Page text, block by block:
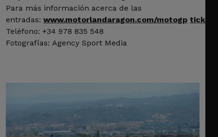
Para más información acerca de las
entradas: www.motorlandaragon.com/motogp
Teléfono: +34 978 835 548
Fotografías: Agency Sport Media